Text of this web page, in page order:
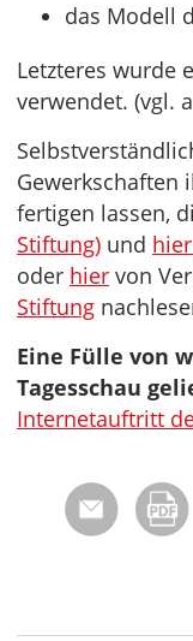
das Modell
Letzteres wurde
verwendet. (vgl.
Gewerkschaften
fertigen lassen,
Stiftung) und
oder hier von
Stiftung
Eine Fülle von
Tagesschau
Internetauftritt